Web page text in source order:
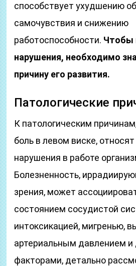
способствует ухудшению
самочувствия и снижению
работоспособности. Чтобы
нарушения, необходимо
причину его развития.
Патологические
К патологическим
боль в левом виске,
нарушения в работе
Болезненность,
зрения, может
состоянием сосудистой
интоксикацией, мигренью,
артериальным давлением и
факторами, детально